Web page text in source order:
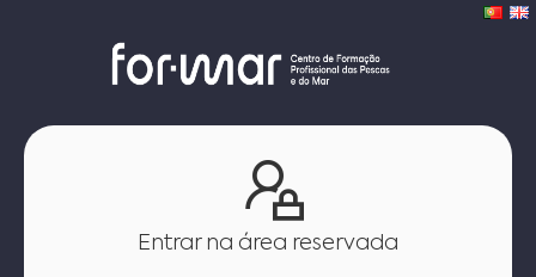
Entrar na área reservada